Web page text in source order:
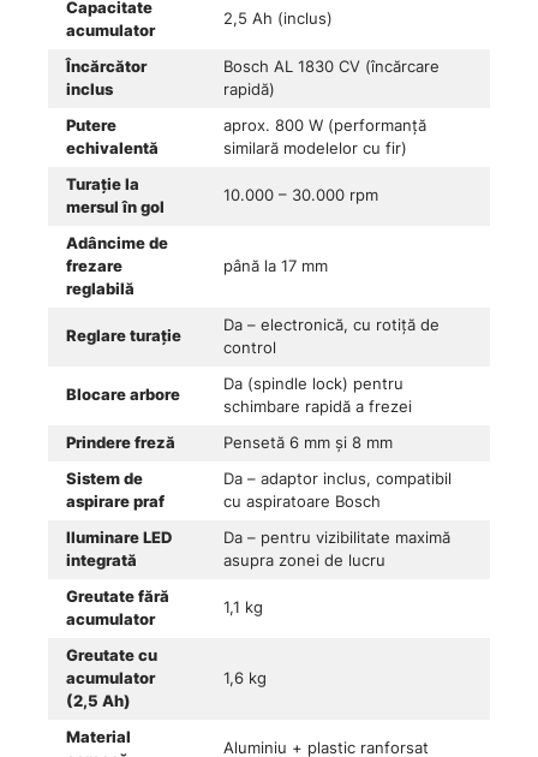
Capacitate
acumulator
2,5 Ah (inclus)
Încărcător
inclus
Bosch AL 1830 CV (încărcare
rapidă)
Putere
echivalentă
aprox. 800 W (performanță
similară modelelor cu fir)
Turație la
mersul în gol
10.000 – 30.000 rpm
Adâncime de
frezare
reglabilă
până la 17 mm
Reglare turație
Da – electronică, cu rotiță de
control
Blocare arbore
Da (spindle lock) pentru
schimbare rapidă a frezei
Prindere freză
Pensetă 6 mm și 8 mm
Sistem de
aspirare praf
Da – adaptor inclus, compatibil
cu aspiratoare Bosch
Iluminare LED
integrată
Da – pentru vizibilitate maximă
asupra zonei de lucru
Greutate fără
acumulator
1,1 kg
Greutate cu
acumulator
(2,5 Ah)
1,6 kg
Material
Aluminiu + plastic ranforsat